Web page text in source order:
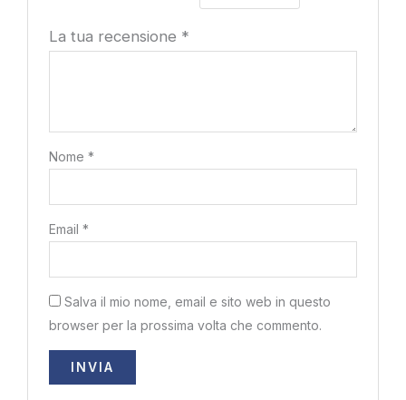
La tua recensione *
Nome*
Email*
Salva il mio nome, email e sito web in questo
browser per la prossima volta che commento.